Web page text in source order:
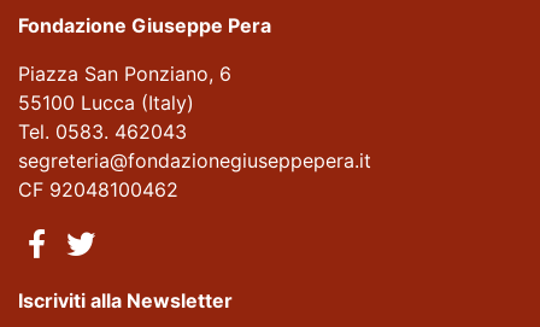
Fondazione Giuseppe Pera
Piazza San Ponziano, 6
55100 Lucca (Italy)
Tel. 0583. 462043
segreteria@fondazionegiuseppepera.it
CF 92048100462
Iscriviti alla Newsletter